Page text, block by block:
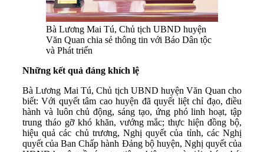
Bà Lương Mai Tú, Chủ tịch UBND huyện
Văn Quan chia sẻ thông tin với Báo Dân tộc
và Phát triển
Những kết quả đáng khích lệ
Bà Lương Mai Tú, Chủ tịch UBND huyện Văn Quan cho
biết: Với quyết tâm cao huyện đã quyết liệt chỉ đạo, điều
hành và luôn chủ động, sáng tạo, ứng phó linh hoạt, tập
trung tháo gỡ khó khăn, vướng mắc; thực hiện đồng bộ,
hiệu quả các chủ trương, Nghị quyết của tỉnh, các Nghị
quyết của Ban Chấp hành Đảng bộ huyện, Nghị quyết của